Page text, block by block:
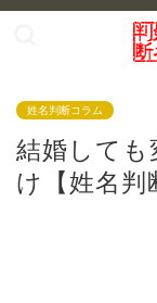
姓名判断コラム
結婚しても
け【姓名判